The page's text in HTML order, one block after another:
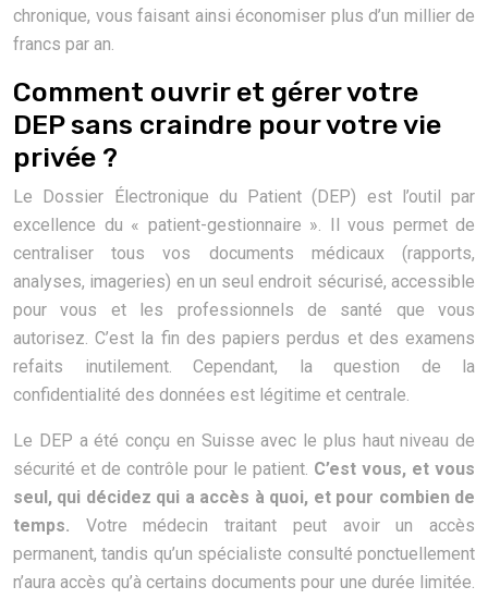
chronique, vous faisant ainsi économiser plus d’un millier de
francs par an.
Comment ouvrir et gérer votre
DEP sans craindre pour votre vie
privée ?
Le Dossier Électronique du Patient (DEP) est l’outil par
excellence du « patient-gestionnaire ». Il vous permet de
centraliser tous vos documents médicaux (rapports,
analyses, imageries) en un seul endroit sécurisé, accessible
pour vous et les professionnels de santé que vous
autorisez. C’est la fin des papiers perdus et des examens
refaits inutilement. Cependant, la question de la
confidentialité des données est légitime et centrale.
Le DEP a été conçu en Suisse avec le plus haut niveau de
sécurité et de contrôle pour le patient. C’est vous, et vous
seul, qui décidez qui a accès à quoi, et pour combien de
temps. Votre médecin traitant peut avoir un accès
permanent, tandis qu’un spécialiste consulté ponctuellement
n’aura accès qu’à certains documents pour une durée limitée.